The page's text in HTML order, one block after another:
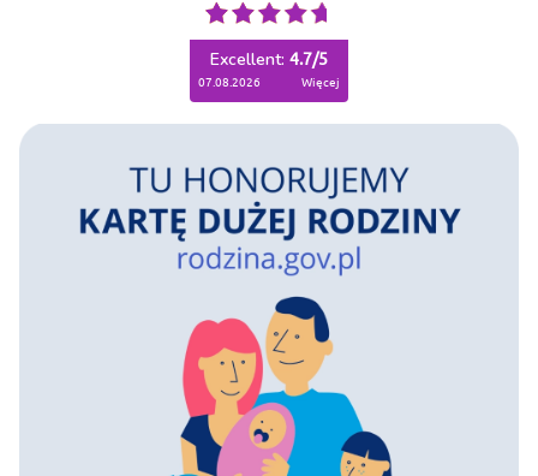
Excellent: 4.7/5
07.08.2026 więcej